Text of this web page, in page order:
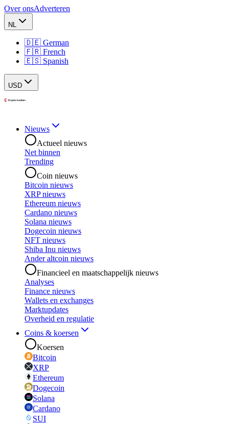
Over onsAdverteren
NL
🇩🇪 German
🇫🇷 French
🇪🇸 Spanish
USD
Nieuws
Actueel nieuws
Net binnen
Trending
Coin nieuws
Bitcoin nieuws
XRP nieuws
Ethereum nieuws
Cardano nieuws
Solana nieuws
Dogecoin nieuws
NFT nieuws
Shiba Inu nieuws
Ander altcoin nieuws
Financieel en maatschappelijk nieuws
Analyses
Finance nieuws
Wallets en exchanges
Marktupdates
Overheid en regulatie
Coins & koersen
Koersen
Bitcoin
XRP
Ethereum
Dogecoin
Solana
Cardano
SUI